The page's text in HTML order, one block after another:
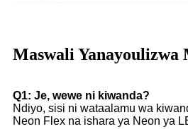
Maswali
Q1: Je, wewe ni kiwanda?
Ndiyo, sisi ni wataalamu wa
Neon Flex na ishara ya Neon ya